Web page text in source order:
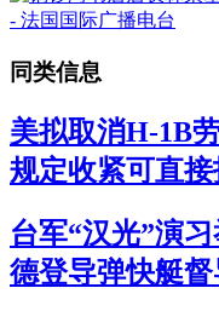
同类信息
美拟取消H-1B
规定收紧可直
台军“汉光”演
德登导弹快艇